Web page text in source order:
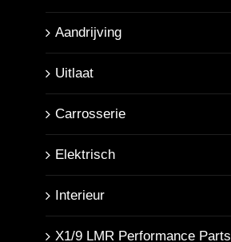
Aandrijving
Uitlaat
Carrosserie
Elektrisch
Interieur
X1/9 LMR Performance Parts